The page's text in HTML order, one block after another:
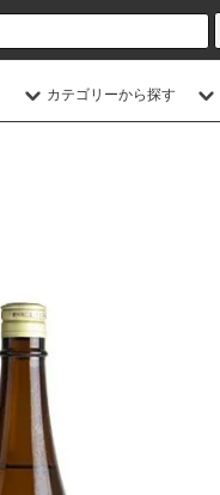
カテゴリーから探す